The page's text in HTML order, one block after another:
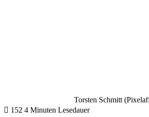
Torsten Schmitt
152 4 Minuten Lesedauer